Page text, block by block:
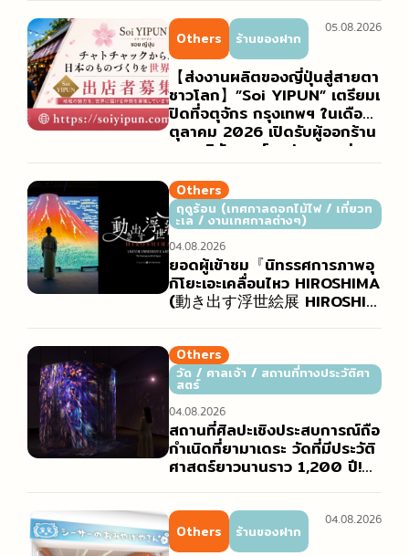
Others ร้านของฝาก
【ส่งงานผลิตของญี่ปุ่นสู่สายตา
ชาวโลก】”Soi YIPUN” เตรียมเ
ปิดที่จตุจักร กรุงเทพฯ ในเดือน
ตุลาคม 2026 เปิดรับผู้ออกร้าน
จากบริษัท องค์กรปกครองส่วน
ญี่ปุ่น
05.08.2026
Others
ฤดูร้อน (เทศกาลดอกไม้ไฟ / เที่ยวท
ะเล / งานเทศกาลต่างๆ)
ยอดผู้เข้าชม『นิทรรศการภาพอุ
กิโยะเอะเคลื่อนไหว HIROSHIMA
(動き出す浮世絵展 HIROSHIM
นเต็มไปด้วยสีสัน
04.08.2026
Others
วัด / ศาลเจ้า / สถานที่ทางประวัติศา
สตร์
สถานที่ศิลปะเชิงประสบการณ์ถือ
กำเนิดที่ยามาเดระ วัดที่มีประวัติ
ศาสตร์ยาวนานราว 1,200 ปี!
04.08.2026
Others ร้านของฝาก
04.08.2026